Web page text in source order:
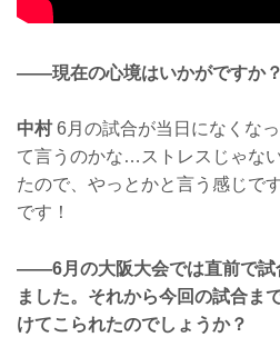
——現在の心境はいかがですか？
中村6月の試合が当日になくな
て言うのかな…ストレスじゃな
たので、やっとかと言う感じで
です！
——6月の大阪大会では直前で試
ました。それから今回の試合ま
けてこられたのでしょうか？